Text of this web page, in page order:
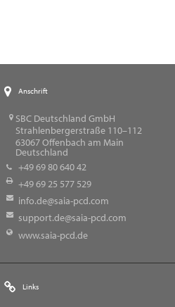
Anschrift
SBC Deutschland GmbH
Strahlenbergerstraße 110–112
63067Offenbach am Main
Deutschland
+49 69 80 640 42
+49 69 25 577 529
info.de@saia-pcd.com
support.de@saia-pcd.com
www.saia-pcd.de
Links